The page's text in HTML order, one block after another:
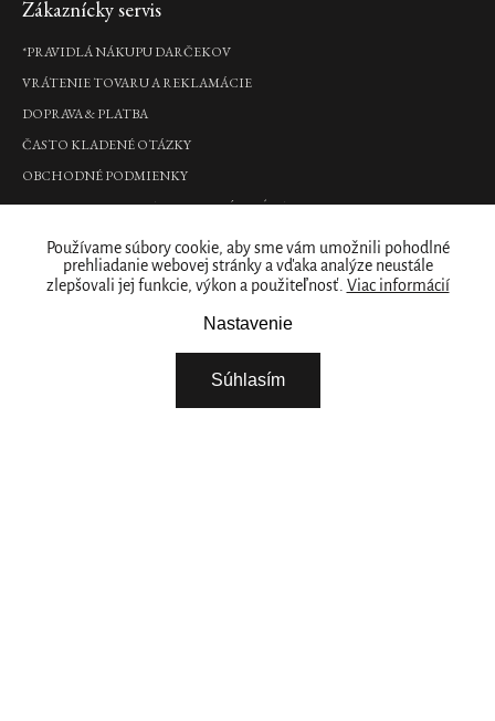
Používame súbory cookie, aby sme vám umožnili pohodlné
prehliadanie webovej stránky a vďaka analýze neustále
zlepšovali jej funkcie, výkon a použiteľnosť. Viac informácií
Nastavenie
Súhlasím
Zápätie
Zákaznícky servis
*PRAVIDLÁ NÁKUPU DARČEKOV
VRÁTENIE TOVARU A REKLAMÁCIE
DOPRAVA & PLATBA
ČASTO KLADENÉ OTÁZKY
OBCHODNÉ PODMIENKY
PODMIENKY OCHRANY OSOBNÝCH ÚDAJOV
Kde nás nájdete
PREDAJNY